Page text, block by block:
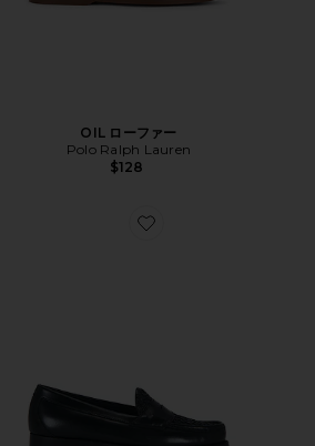
OIL ローファー
Polo Ralph Lauren
$128
Favorite LOGAN ローファー